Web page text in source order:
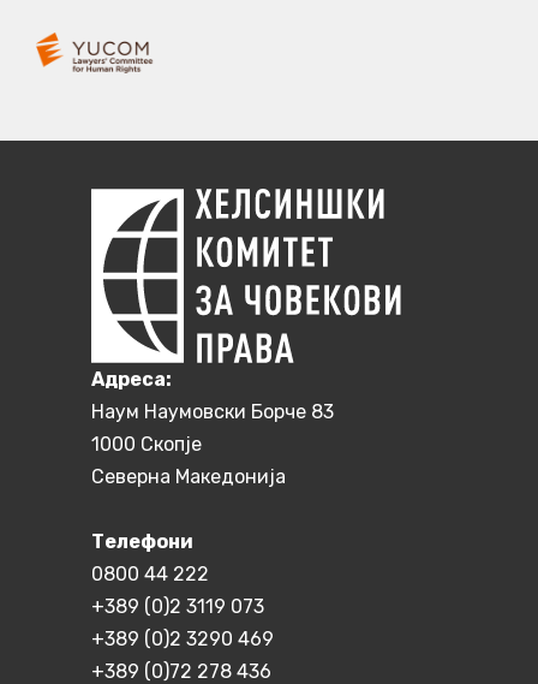
Aдреса:
Наум Наумовски Борче 83
1000 Скопје
Северна Македонија
Телефони
0800 44 222
+389 (0)2 3119 073
+389 (0)2 3290 469
+389 (0)72 278 436